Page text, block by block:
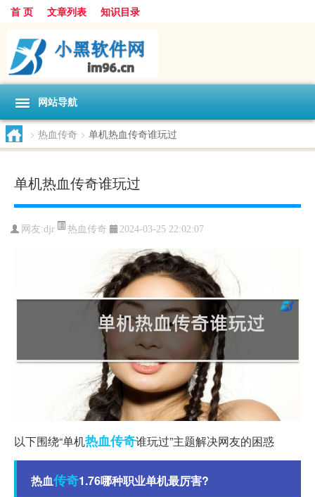
首 页 文章列表 知识目录
网站导航
> 热血传奇 > 单机热血传奇谁玩过
单机热血传奇谁玩过
网友:djr 热血传奇 2024-03-25 22:02:07
以下围绕“单机热血传奇谁玩过”主题解决网友的困惑
热血传奇1.76哪种职业单机最厉害?